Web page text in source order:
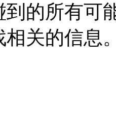
到的所有可
相关的信息